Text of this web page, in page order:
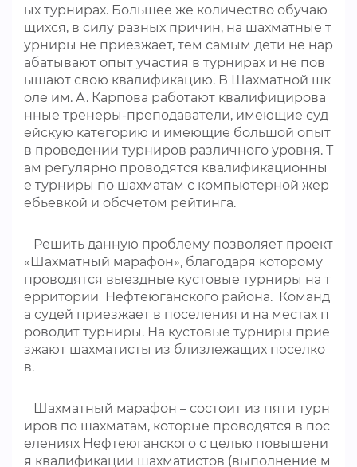
ых турнирах. Большее же количество обучаю
щихся, в силу разных причин, на шахматные т
урниры не приезжает, тем самым дети не нар
абатывают опыт участия в турнирах и не пов
ышают свою квалификацию. В Шахматной шк
оле им. А. Карпова работают квалифицирова
нные тренеры-преподаватели, имеющие суд
ейскую категорию и имеющие большой опыт
в проведении турниров различного уровня. Т
ам регулярно проводятся квалификационны
е турниры по шахматам с компьютерной жер
ебьевкой и обсчетом рейтинга.
Решить данную проблему позволяет проект
«Шахматный марафон», благодаря которому
проводятся выездные кустовые турниры на т
ерритории Нефтеюганского района. Команд
а судей приезжает в поселения и на местах п
роводит турниры. На кустовые турниры прие
зжают шахматисты из близлежащих поселко
в.
Шахматный марафон – состоит из пяти турн
иров по шахматам, которые проводятся в пос
елениях Нефтеюганского с целью повышени
я квалификации шахматистов (выполнение м